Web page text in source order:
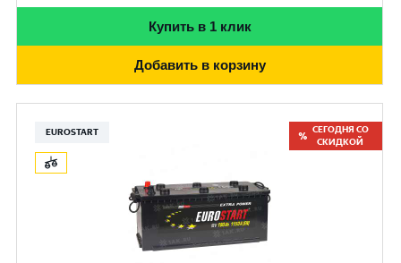
Купить в 1 клик
Добавить в корзину
EUROSTART
СЕГОДНЯ СО
СКИДКОЙ